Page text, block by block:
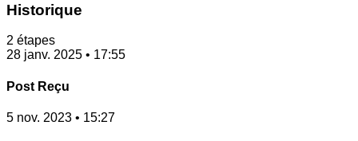
Historique
2 étapes
28 janv. 2025 • 17:55
Post Reçu
5 nov. 2023 • 15:27